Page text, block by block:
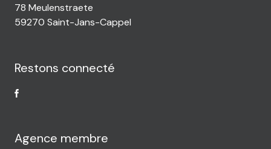
78 Meulenstraete
59270 Saint-Jans-Cappel
Restons connecté
Agence membre